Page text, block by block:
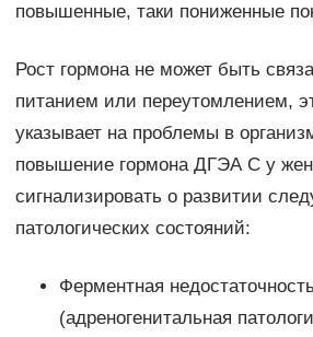
повышенные, таки пониженные
Рост гормона не может быть
питанием или переутомлением,
указывает на проблемы в
повышение гормона ДГЭА С у
сигнализировать о развитии
патологических состояний:
Ферментная недостаточность
(адреногенитальная